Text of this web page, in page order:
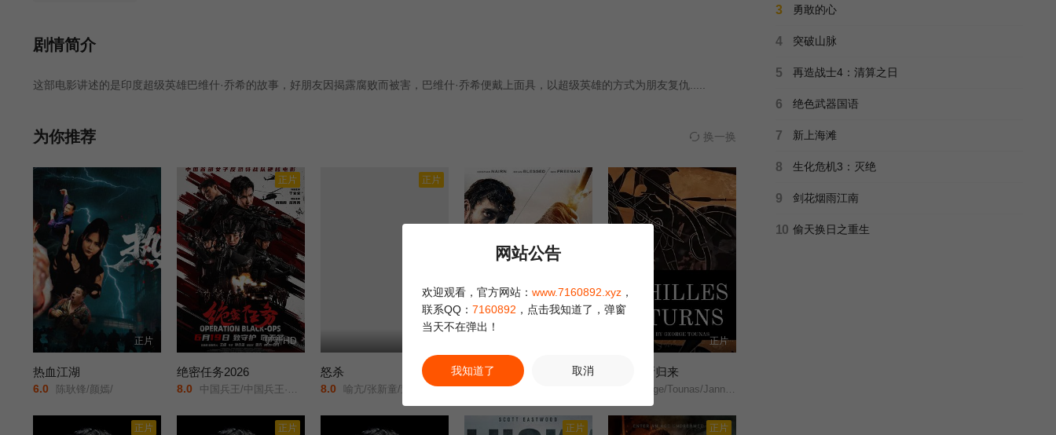
剧情简介
这部电影讲述的是印度超级英雄巴维什·乔希的故事，好朋友因揭露腐败而被害，巴维什·乔希便戴上面具，以超级英雄的方式为朋友复仇.....
为你推荐 换一换
正片
热血江湖
6.0 陈耿锋/颜嫣/
正片
更新HD
绝密任务2026
8.0 中国兵王/中国兵王·绝密任务/Operation Black-ops/
正片
怒杀
8.0 喻亢/张新童/董洋/刘珂君/
反抗者罗宾汉
9.0 布耐恩·布莱塞得/马丁·福特/克里斯蒂安·奈恩/
正片
阿喀琉斯归来
George/Tounas/Jannis/Sky/
正片 正片 正片 正片
3 勇敢的心
4 突破山脉
5 再造战士4：清算之日
6 绝色武器国语
7 新上海滩
8 生化危机3：灭绝
9 剑花烟雨江南
10 偷天换日之重生
网站公告
欢迎观看，官方网站： www.7160892.xyz ，
联系QQ： 7160892 ，点击我知道了，弹窗
当天不在弹出！
我知道了 取消